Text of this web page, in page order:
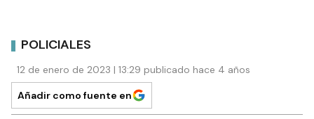
POLICIALES
12 de enero de 2023 | 13:29 publicado hace 4 años
Añadir como fuente en